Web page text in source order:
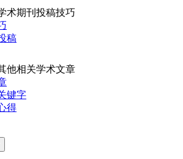
术期刊投稿技巧
稿
他相关学术文章
键字
得